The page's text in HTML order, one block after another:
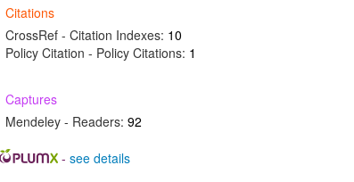
Citations
CrossRef - Citation Indexes: 10
Policy Citation - Policy Citations: 1
Captures
Mendeley - Readers:92
-see details